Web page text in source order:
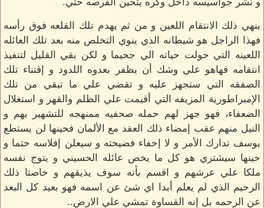
ينهي ذلك الانتقام اللعين و من ثم يهدم تلك القلعه فوق رأسه
فهذا الراجل هو شيطانه الذي ينوي التخلص منه بعد تلك العائله
اللعينه التي حولت حياته الي جحيما و لكن بقي القليل لتنفيذ
انتقامه فهاهو علي وشك أن يظفر بعدوه اللدود و إقتناء تلك
الصفقه التي ستجهز عليه و تقضي علي ما تبقي من تلك
الإمبراطورية المزيفه التي أقيمت علي الظلم والقهر و استغلال
الضعفاء، فهو جهز لهم حمله صحفيه ممنهجه للتشهير بهم و
النيل منهم عقب إمضاء ذلك العقد مع الألمان فحينها لن يستطع
يوسف تدارك الأمر و لا إخفاء فضيحته و سيعلن إفلاسه حتما و
حينها سيشتري هو كل ما يخص عائله الحسيني و يتوج نفسه
ملكا علي عرشهم و اقسم بأنه سوف يذيقهم و خاصتا ذلك
الرحيم الذي لم يعلم أبدا اي شئ عن اسمه فهو بعيد كل البعد
عن الرحمه بل إنه القساوة تمشي علي الارض..